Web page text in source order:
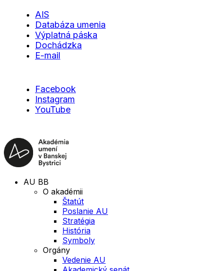
AIS
Databáza umenia
Výplatná páska
Dochádzka
E-mail
Facebook
Instagram
YouTube
AU BB
O akadémii
Štatút
Poslanie AU
Stratégia
História
Symboly
Orgány
Vedenie AU